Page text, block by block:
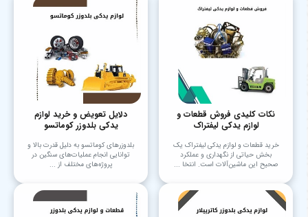
نکات کلیدی فروش قطعات و
لوازم یدکی لیفتراک
خرید قطعات و لوازم یدکی لیفتراک یک
بخش حیاتی از نگهداری و عملکرد
صحیح این ماشین‌آلات است. انتخا ...
دلایل تعویض و خرید لوازم
یدکی بلدوزر کوماتسو
بلدوزرهای کوماتسو به دلیل قدرت بالا و
توانایی انجام عملیات‌های سنگین در
پروژه‌های مختلف از ...